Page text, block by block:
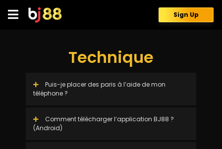
content
Sign Up
Technique
Puis-je placer des paris à l’aide de mon
téléphone ?
Comment télécharger l’application BJ88 ?
(Android)